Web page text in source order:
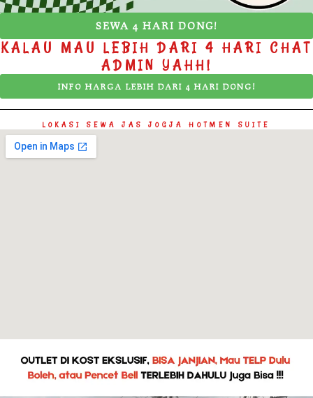
SEWA 4 HARI DONG!
KALAU MAU LEBIH DARI 4 HARI CHAT
ADMIN YAHH!
INFO HARGA LEBIH DARI 4 HARI DONG!
LOKASI SEWA JAS JOGJA HOTMEN SUITE